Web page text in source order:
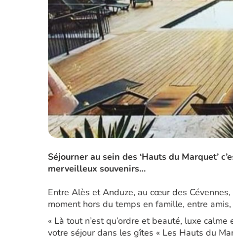
Séjourner au sein des ‘Hauts du Marquet’
merveilleux souvenirs…
Entre Alès et Anduze, au cœur des
moment hors du temps en famille, entre
« Là tout n’est qu’ordre et beauté, luxe
votre séjour dans les gîtes « Les Hauts du